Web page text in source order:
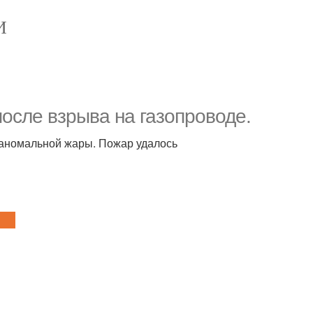
взрыва на газопроводе.
жары. Пожар удалось